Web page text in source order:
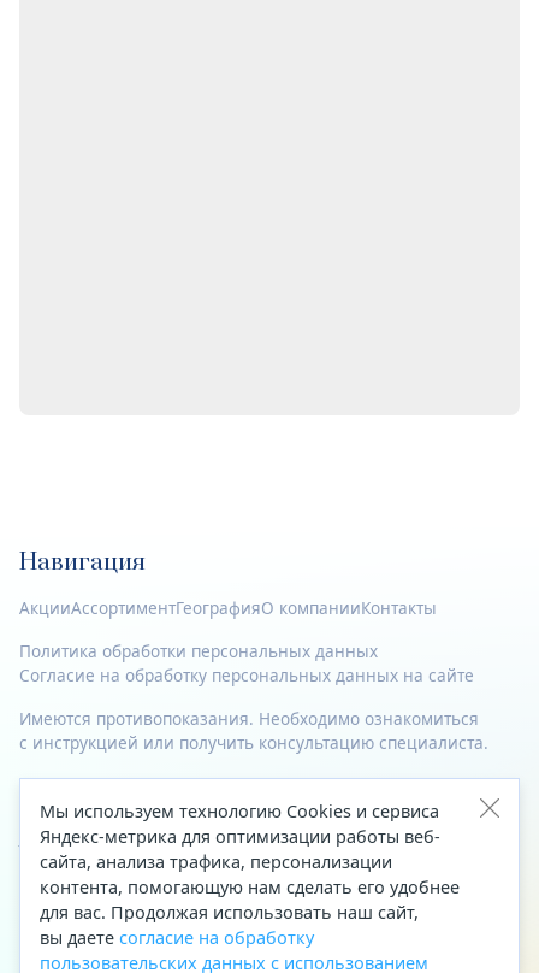
Навигация
АкцииАссортиментГеографияО компанииКонтакты
Политика обработки персональных данных
Согласие на обработку персональных данных на сайте
Имеются противопоказания. Необходимо ознакомиться
с инструкцией или получить консультацию специалиста.
© 2023—2026 Все права защищены.
Адрес
Архангельск, ул. Папанина, д. 19 (вход в здание со стороны
автоцентра «Тойота»)
Приемная Генерального директора
Мы используем технологию Cookies и сервиса
Яндекс-метрика для оптимизации работы веб-
сайта, анализа трафика, персонализации
контента, помогающую нам сделать его удобнее
для вас. Продолжая использовать наш сайт,
вы даете согласие на обработку
пользовательских данных с использованием